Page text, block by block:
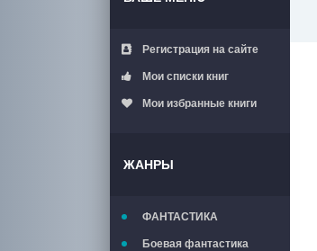
Регистрация на сайте
Мои списки книг
Мои избранные книги
ЖАНРЫ
ФАНТАСТИКА
Боевая фантастика